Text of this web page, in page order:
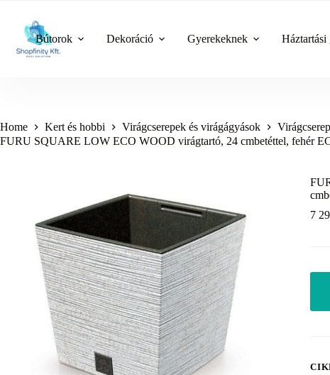
content
Bútorok Dekoráció Gyerekeknek Háztartási
Home Kert és hobbi Virágcserepek és virágágyások
FURU SQUARE LOW ECO WOOD virágtartó, 24 cmbetéttel, fehér
7